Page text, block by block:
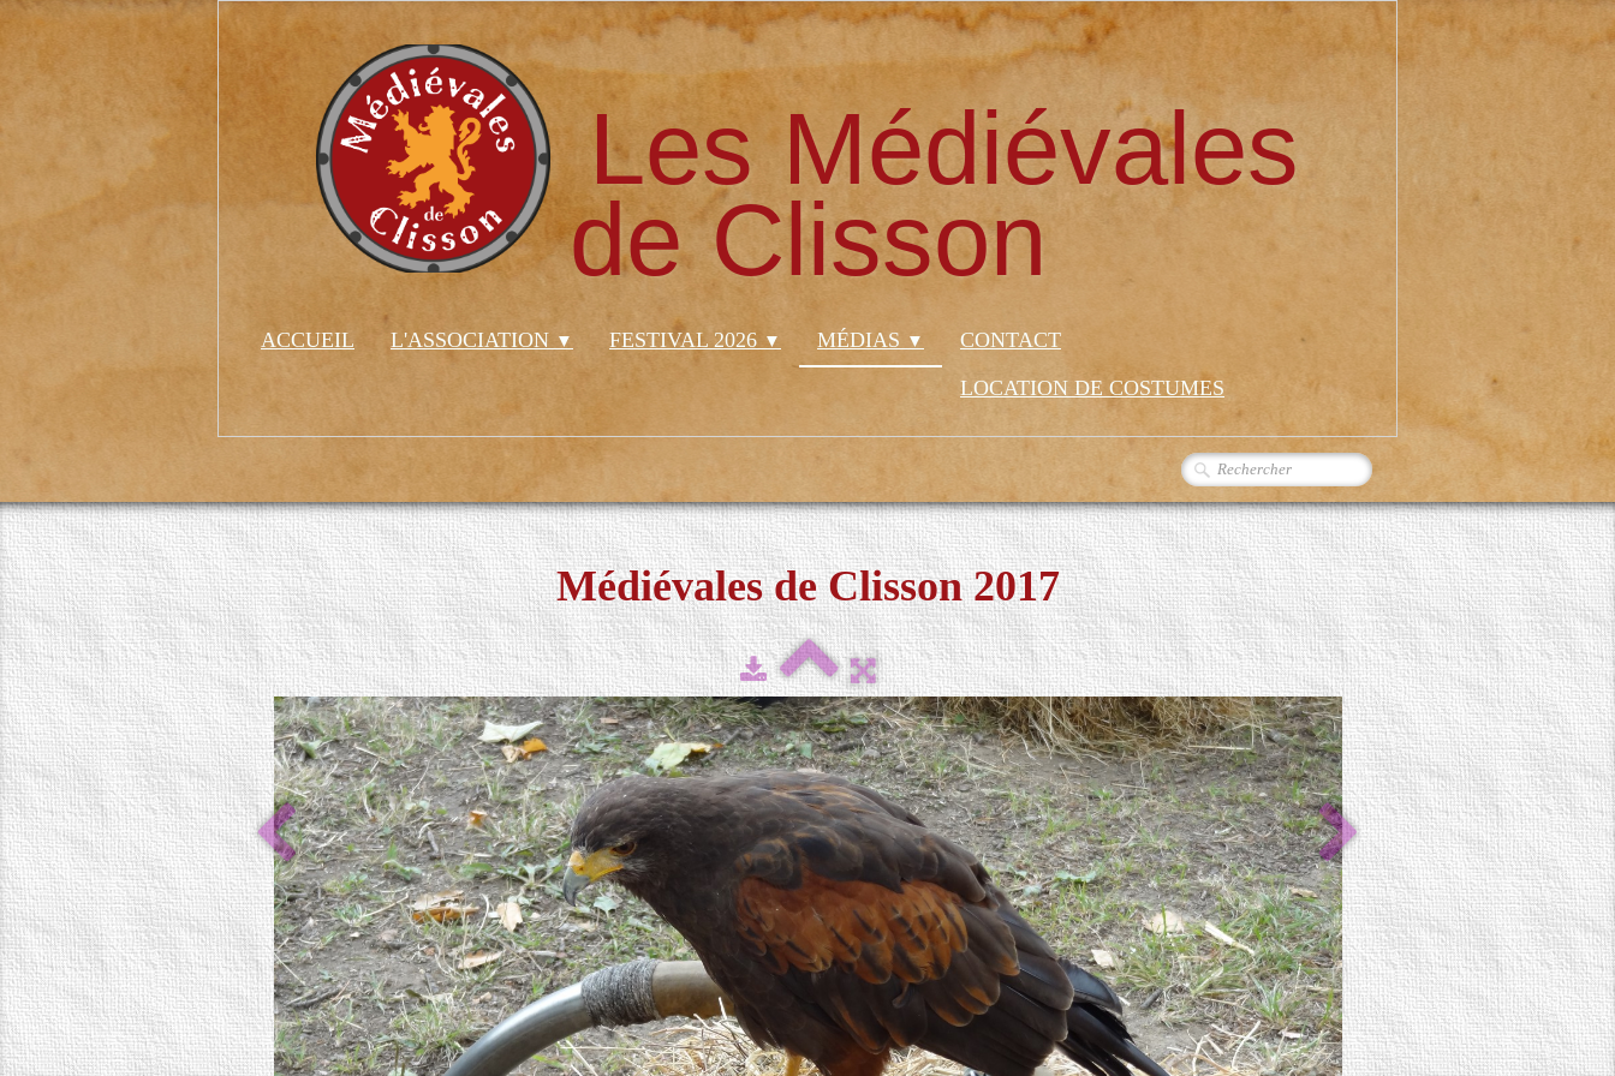
Les Médiévales
de Clisson
ACCUEIL L'ASSOCIATION ▼ FESTIVAL 2026 ▼ MÉDIAS ▼
CONTACT
LOCATION DE COSTUMES
Médiévales de Clisson 2017